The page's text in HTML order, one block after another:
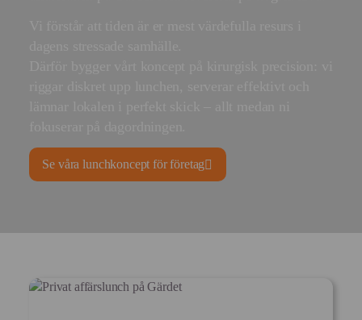
Se våra lunchkoncept för företag